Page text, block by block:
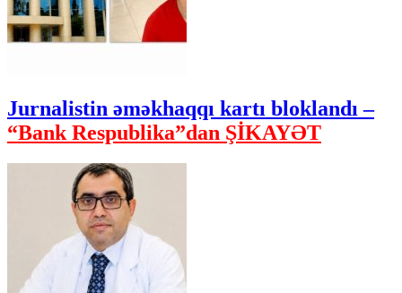
Jurnalistin əməkhaqqı kartı bloklandı –
“Bank Respublika”dan ŞİKAYƏT